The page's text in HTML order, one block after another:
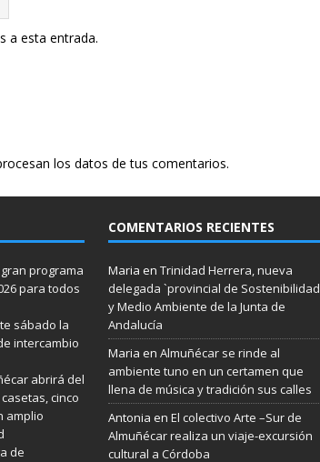
a esta entrada.
los datos de tus comentarios.
programa
para todos
sábado la
intercambio
abrirá del
cinco
amplio
de
COMENTARIOS RECIENTES
Maria en Trinidad Herrera, nueva
delegada `provincial de Sostenibilidad
y Medio Ambiente de la Junta de
Andalucía
Maria en Almuñécar se rinde al
ambiente tuno en un certamen que
llena de música y tradición sus calles
Antonia en El colectivo Arte –Sur de
Almuñécar realiza un viaje-excursión
cultural a Córdoba